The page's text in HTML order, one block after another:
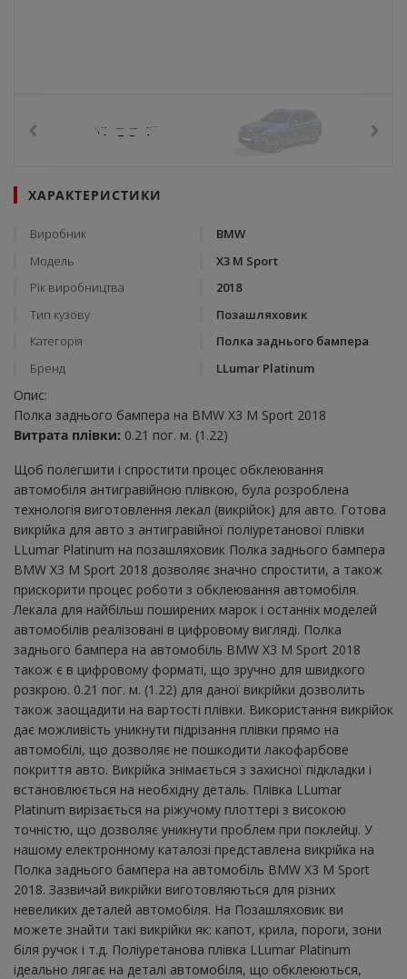
ХАРАКТЕРИСТИКИ
Виробник
BMW
Модель
X3 M Sport
Рік виробництва
2018
Тип кузову
Позашляховик
Категорія
Полка заднього бампера
Бренд
LLumar Platinum
Опис:
Полка заднього бампера на BMW X3 M Sport 2018
Витрата плівки: 0.21 пог. м. (1.22)
Щоб полегшити і спростити процес обклеювання
автомобіля антигравійною плівкою, була розроблена
технологія виготовлення лекал (викрійок) для авто. Готова
викрійка для авто з антигравійної поліуретанової плівки
LLumar Platinum на позашляховик Полка заднього бампера
BMW X3 M Sport 2018 дозволяє значно спростити, а також
прискорити процес роботи з обклеювання автомобіля.
Лекала для найбільш поширених марок і останніх моделей
автомобілів реалізовані в цифровому вигляді. Полка
заднього бампера на автомобіль BMW X3 M Sport 2018
також є в цифровому форматі, що зручно для швидкого
розкрою. 0.21 пог. м. (1.22) для даної викрійки дозволить
також заощадити на вартості плівки. Використання викрійок
дає можливість уникнути підрізання плівки прямо на
автомобілі, що дозволяє не пошкодити лакофарбове
покриття авто. Викрійка знімається з захисної підкладки і
встановлюється на необхідну деталь. Плівка LLumar
Platinum вирізається на ріжучому плоттері з високою
точністю, що дозволяє уникнути проблем при поклейці. У
нашому електронному каталозі представлена ​​викрійка на
Полка заднього бампера на автомобіль BMW X3 M Sport
2018. Зазвичай викрійки виготовляються для різних
невеликих деталей автомобіля. На Позашляховик ви
можете знайти такі викрійки як: капот, крила, пороги, зони
біля ручок і т.д. Поліуретанова плівка LLumar Platinum
ідеально лягає на деталі автомобіля, що обклеюються,